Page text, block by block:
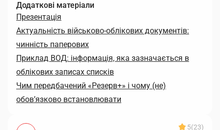
Додаткові матеріали
Презентація
Актуальність військово-облікових документів:
чинність паперових
Приклад ВОД: інформація, яка зазначається в
облікових записах списків
Чим передбачений «Резерв+» і чому (не)
обов’язково встановлювати
5(23)